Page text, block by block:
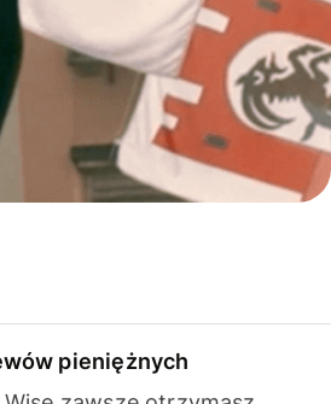
pieniężnych